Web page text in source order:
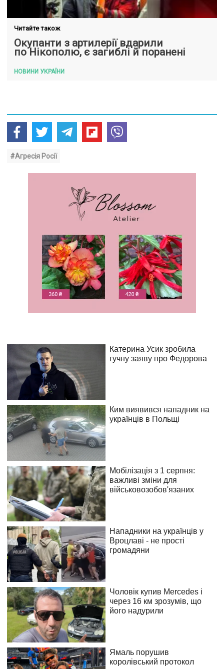
Читайте також
Окупанти з артилерії вдарили
по Нікополю, є загиблі й поранені
НОВИНИ УКРАЇНИ
#Агресія Росії